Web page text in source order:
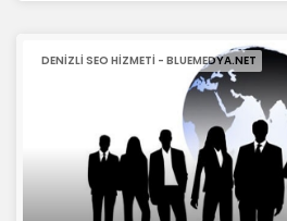
DENIZLI SEO HIZMETI - BLUEMEDYA.NET